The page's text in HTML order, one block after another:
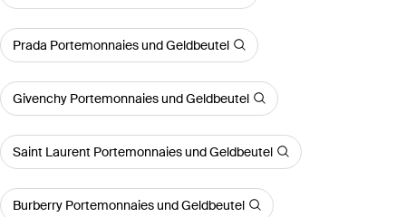
Prada Portemonnaies und Geldbeutel
Givenchy Portemonnaies und Geldbeutel
Saint Laurent Portemonnaies und Geldbeutel
Burberry Portemonnaies und Geldbeutel